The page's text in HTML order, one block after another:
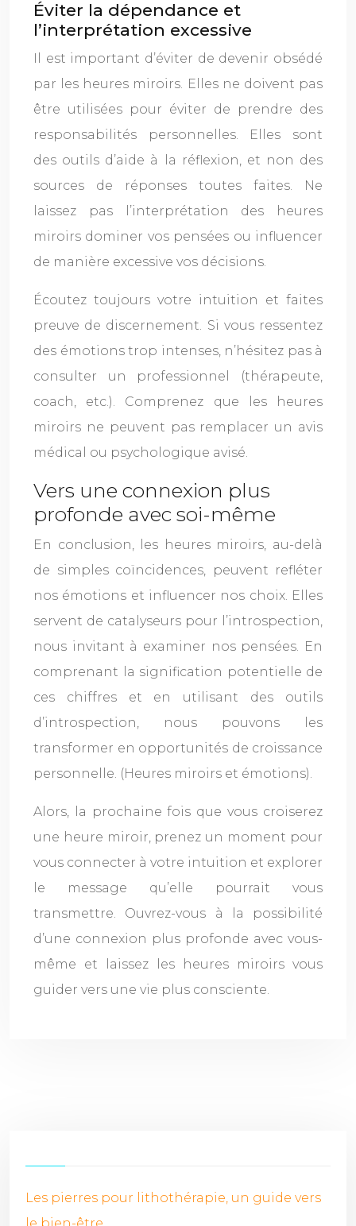
Éviter la dépendance et
l’interprétation excessive
Il est important d’éviter de devenir obsédé
par les heures miroirs. Elles ne doivent pas
être utilisées pour éviter de prendre des
responsabilités personnelles. Elles sont
des outils d’aide à la réflexion, et non des
sources de réponses toutes faites. Ne
laissez pas l’interprétation des heures
miroirs dominer vos pensées ou influencer
de manière excessive vos décisions.
Écoutez toujours votre intuition et faites
preuve de discernement. Si vous ressentez
des émotions trop intenses, n’hésitez pas à
consulter un professionnel (thérapeute,
coach, etc.). Comprenez que les heures
miroirs ne peuvent pas remplacer un avis
médical ou psychologique avisé.
Vers une connexion plus
profonde avec soi-même
En conclusion, les heures miroirs, au-delà
de simples coïncidences, peuvent refléter
nos émotions et influencer nos choix. Elles
servent de catalyseurs pour l’introspection,
nous invitant à examiner nos pensées. En
comprenant la signification potentielle de
ces chiffres et en utilisant des outils
d’introspection, nous pouvons les
transformer en opportunités de croissance
personnelle. (Heures miroirs et émotions).
Alors, la prochaine fois que vous croiserez
une heure miroir, prenez un moment pour
vous connecter à votre intuition et explorer
le message qu’elle pourrait vous
transmettre. Ouvrez-vous à la possibilité
d’une connexion plus profonde avec vous-
même et laissez les heures miroirs vous
guider vers une vie plus consciente.
Les pierres pour lithothérapie, un guide vers